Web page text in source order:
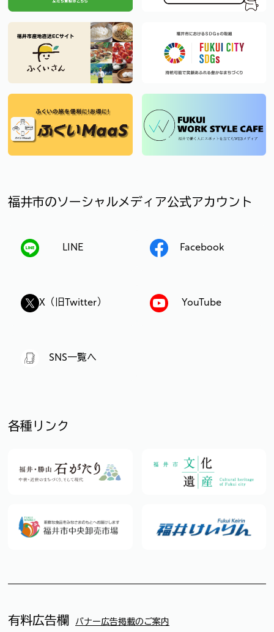
福井市のソーシャルメディア公式アカウント
LINE Facebook
X（旧Twitter） YouTube
SNS一覧へ
各種リンク
有料広告欄 バナー広告掲載のご案内